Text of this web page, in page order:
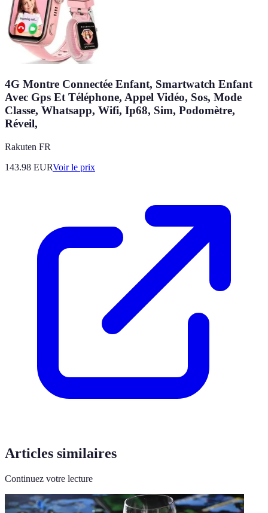
4G Montre Connectée Enfant, Smartwatch Enfant
Avec Gps Et Téléphone, Appel Vidéo, Sos, Mode
Classe, Whatsapp, Wifi, Ip68, Sim, Podomètre,
Réveil,
Rakuten FR
143.98 EURVoir le prix
Articles similaires
Continuez votre lecture